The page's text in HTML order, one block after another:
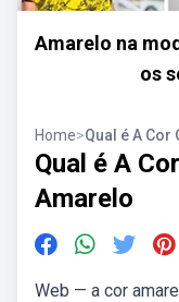
Amarelo na
os
Home>Qual é A Cor
Qual é A
Amarelo
Web — a cor